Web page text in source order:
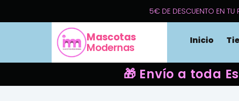
5€ DE DESCUENTO EN TU
Mascotas
Modernas
Inicio
🎁 Envío a toda